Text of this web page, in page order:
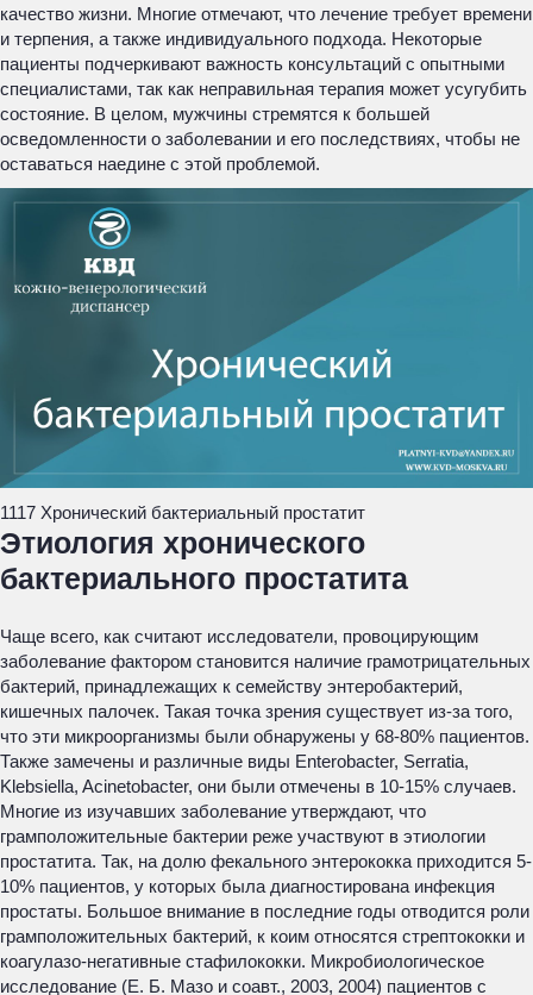
качество жизни. Многие отмечают, что лечение требует времени
и терпения, а также индивидуального подхода. Некоторые
пациенты подчеркивают важность консультаций с опытными
специалистами, так как неправильная терапия может усугубить
состояние. В целом, мужчины стремятся к большей
осведомленности о заболевании и его последствиях, чтобы не
оставаться наедине с этой проблемой.
1117 Хронический бактериальный простатит
Этиология хронического
бактериального простатита
Чаще всего, как считают исследователи, провоцирующим
заболевание фактором становится наличие грамотрицательных
бактерий, принадлежащих к семейству энтеробактерий,
кишечных палочек. Такая точка зрения существует из-за того,
что эти микроорганизмы были обнаружены у 68-80% пациентов.
Также замечены и различные виды Enterobacter, Serratia,
Klebsiella, Acinetobacter, они были отмечены в 10-15% случаев.
Многие из изучавших заболевание утверждают, что
грамположительные бактерии реже участвуют в этиологии
простатита. Так, на долю фекального энтерококка приходится 5-
10% пациентов, у которых была диагностирована инфекция
простаты. Большое внимание в последние годы отводится роли
грамположительных бактерий, к коим относятся стрептококки и
коагулазо-негативные стафилококки. Микробиологическое
исследование (Е. Б. Мазо и соавт., 2003, 2004) пациентов с